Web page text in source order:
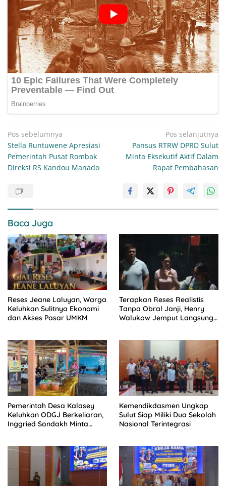
Navigasi
pos
Pos sebelumnya
Stella Runtuwene Apresiasi
Pemerintah Pusat Rombak
Direksi RS Kandou Manado
Pos selanjutnya
Pansus RTRW DPRD Sulut
Minta Eksekutif Aktif Dalam
Rapat Pembahasan
Baca Juga
Reses Jeane Laluyan, Warga
Keluhkan Sulitnya Ekonomi
dan Akses Pasar UMKM
Terapkan Reses Realistis
Tanpa Obral Janji, Henry
Walukow Jemput Langsung
Pemerintah Desa Kalasey
Keluhkan ODGJ Berkeliaran,
Inggried Sondakh Minta
Kemendikdasmen Ungkap
Sulut Siap Miliki Dua Sekolah
Nasional Terintegrasi